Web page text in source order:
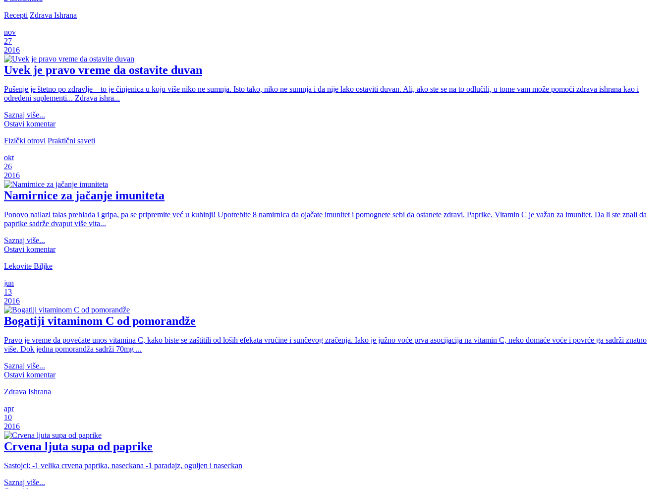
Recepti Zdrava Ishrana
nov
27
2016
Uvek je pravo vreme da ostavite duvan
Pušenje je štetno po zdravlje – to je činjenica u koju više niko ne sumnja. Isto tako, niko ne sumnja i da nije lako ostaviti duvan. Ali, ako ste se na to odlučili, u tome vam može pomoći zdrava ishrana kao i
određeni suplementi... Zdrava ishra...
Saznaj više...
Ostavi komentar
Fizički otrovi Praktični saveti
okt
26
2016
Namirnice za jačanje imuniteta
Ponovo nailazi talas prehlada i gripa, pa se pripremite već u kuhinji! Upotrebite 8 namirnica da ojačate imunitet i pomognete sebi da ostanete zdravi. Paprike. Vitamin C je važan za imunitet. Da li ste znali da
paprike sadrže dvaput više vita...
Saznaj više...
Ostavi komentar
Lekovite Biljke
jun
13
2016
Bogatiji vitaminom C od pomorandže
Pravo je vreme da povećate unos vitamina C, kako biste se zaštitili od loših efekata vrućine i sunčevog zračenja. Iako je južno voće prva asocijacija na vitamin C, neko domaće voće i povrće ga sadrži znatno
više. Dok jedna pomorandža sadrži 70mg ...
Saznaj više...
Ostavi komentar
Zdrava Ishrana
apr
10
2016
Crvena ljuta supa od paprike
Sastojci: -1 velika crvena paprika, naseckana -1 paradajz, oguljen i naseckan
Saznaj više...